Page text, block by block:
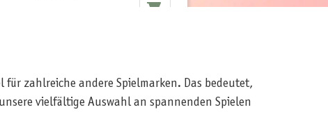
zahlreiche andere Spielmarken. Das bedeutet,
vielfältige Auswahl an spannenden Spielen